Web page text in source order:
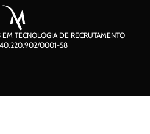
TECNOLOGIA DE RECRUTAMENTO
40.220.902/0001-58